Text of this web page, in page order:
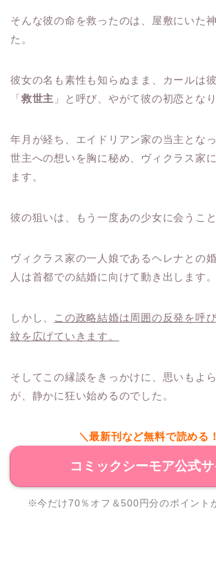
そんな彼の命を救ったのは、屋敷にいた
た。
彼女の名も素性も知らぬまま、カールは
「救世主 」と呼び、やがて彼の初恋となり
年月が経ち、エイドリアン家の当主とな
世主への想いを胸に秘め、ヴィクラス家
ます。
彼の狙いは、もう一度あの少女に会うこと
ヴィクラス家の一人娘であるヘレナとの
人は首都での結婚に向けて動き出します。
しかし、
この政略結婚は周囲の反発を呼
紋を広げていきます。
そしてこの縁談をきっかけに、思いもよ
が、静かに狂い始めるのでした。
＼最新刊など無料で読める
コミックシーモア公式サ
※今だけ70％オフ＆500円分のポイント